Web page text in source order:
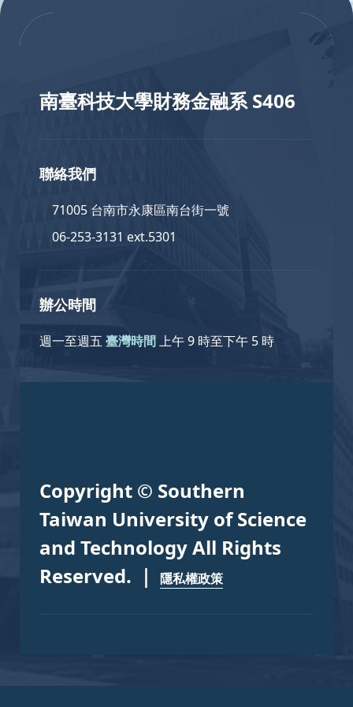
南臺科技大學財務金融系 S406
聯絡我們
71005 台南市永康區南台街一號
06-253-3131 ext.5301
辦公時間
週一至週五 臺灣時間上午 9 時至下午 5 時
Copyright © Southern
Taiwan University of Science
and Technology All Rights
Reserved. ｜
隱私權政策